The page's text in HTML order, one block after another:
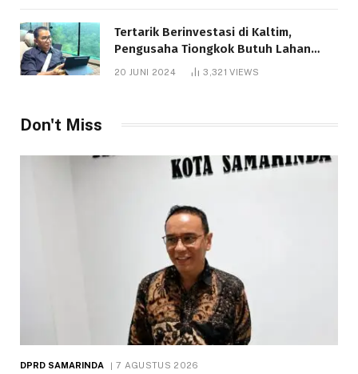
Tertarik Berinvestasi di Kaltim,
Pengusaha Tiongkok Butuh Lahan
1.000 Hektare
20 JUNI 2024 3,321VIEWS
Don't Miss
DPRD SAMARINDA 7 AGUSTUS 2026